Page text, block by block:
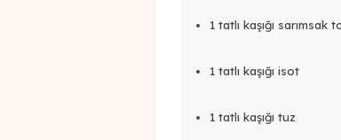
1 tatlı kaşığı sarımsak
1 tatlı kaşığı isot
1 tatlı kaşığı tuz